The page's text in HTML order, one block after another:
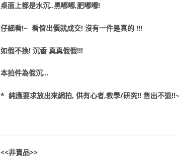
桌面上都是水沉..黑嘟嘟,肥嘟嘟!
仔細看!~ 看倌出價就成交! 沒有一件是真的 !!!
如假不換! 沉香 真真假假!!!
本拍件為假沉…
* 純應要求放出來網拍, 供有心者,教學/研究!! 售出不退!!~
<<非賣品>>